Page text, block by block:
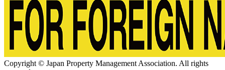
Copyright © Japan Property Management Association. All rights